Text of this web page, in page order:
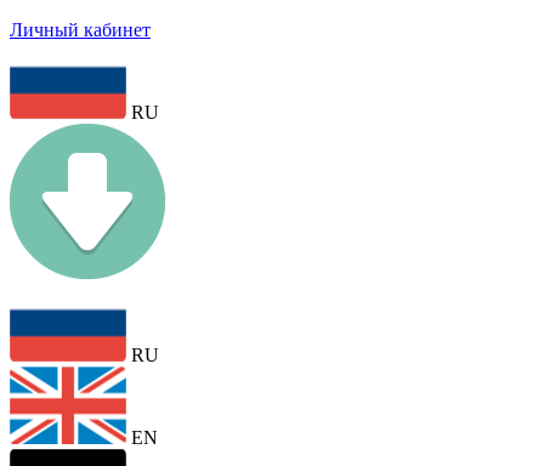
Личный кабинет
RU
RU
EN